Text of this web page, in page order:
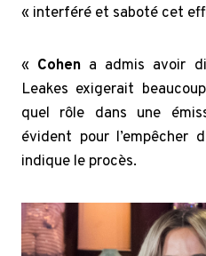
« interféré et saboté cet
« Cohen a admis avoir
Leakes exigerait
quel rôle dans une
évident pour l’empêcher
indique le procès.